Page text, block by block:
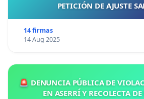
PETICIÓN DE AJUSTE
14 firmas
14 Aug 2025
🚨 DENUNCIA PÚBLICA DE
EN ASERRÍ Y RECOLECTA